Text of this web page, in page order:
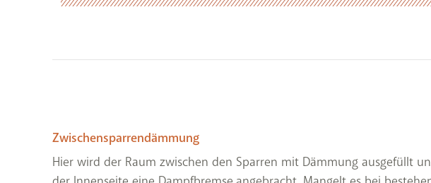
Zwischensparrendämmung
Hier wird der Raum zwischen den Sparren mit Dämmung ausgefüllt